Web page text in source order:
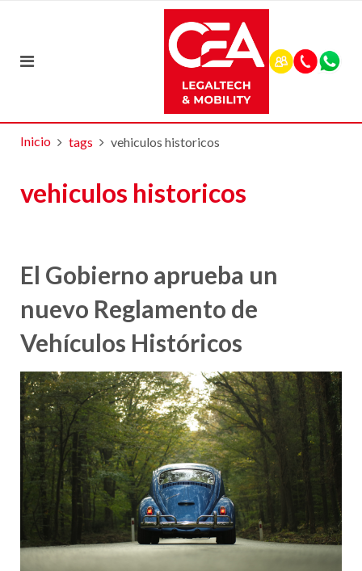
Inicio tags vehiculos historicos
vehiculos historicos
El Gobierno aprueba un
nuevo Reglamento de
Vehículos Históricos